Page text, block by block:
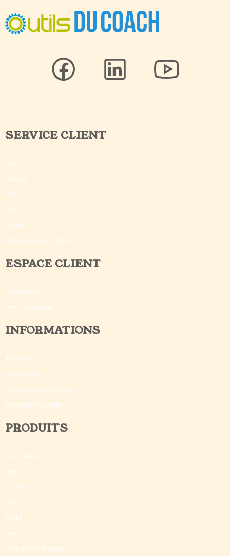
SERVICE CLIENT
FAQ
Contact
CGV
CGU
Crédits
©Outils du Coach 2018
ESPACE CLIENT
Mon compte
Mes commandes
INFORMATIONS
A propos
Avis certifiés
Partenaires et revendeurs
Recrutement auteurs
PRODUITS
Abonnements
Jeux
E-books
Kits
Packs
Tests
Moteurs de croissance